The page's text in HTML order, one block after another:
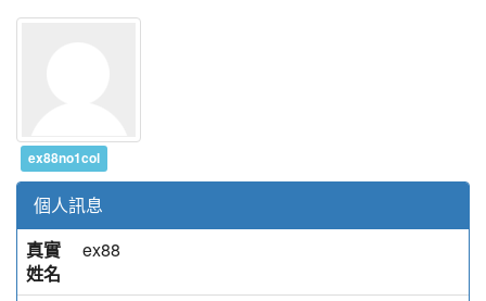
ex88no1col
個人訊息
真實
姓名
ex88